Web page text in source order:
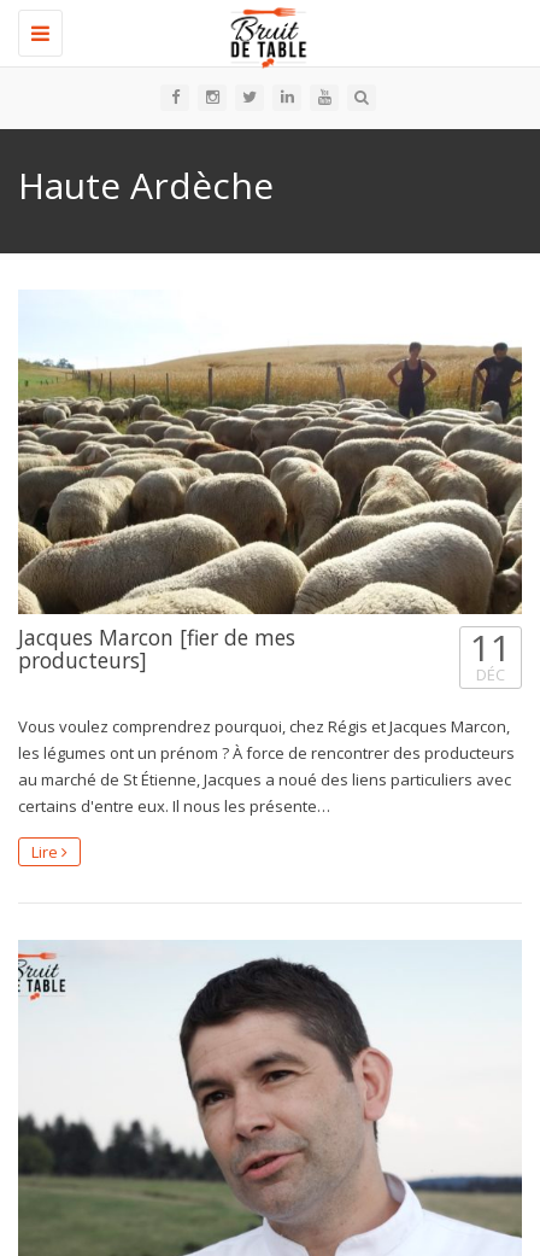
Toggle
navigation
Haute Ardèche
Jacques Marcon [fier de mes
producteurs] 11
DÉC
Vous voulez comprendrez pourquoi, chez Régis et Jacques Marcon,
les légumes ont un prénom ? À force de rencontrer des producteurs
au marché de St Étienne, Jacques a noué des liens particuliers avec
certains d'entre eux. Il nous les présente…
Lire